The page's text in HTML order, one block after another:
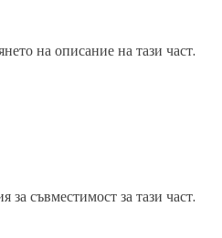
на описание на тази част.
съвместимост за тази част.